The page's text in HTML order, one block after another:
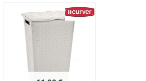
Vergleichen